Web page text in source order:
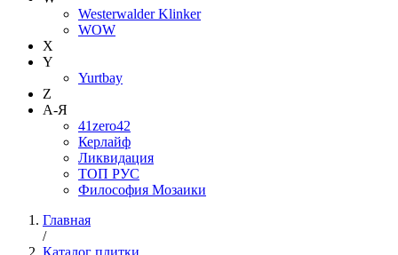
Westerwalder Klinker
WOW
X
Y
Yurtbay
Z
А-Я
41zero42
Керлайф
Ликвидация
ТОП РУС
Философия Мозаики
Главная
/
Каталог плитки